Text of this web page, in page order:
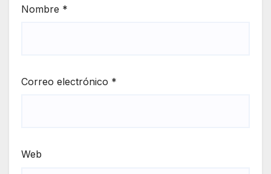
Nombre *
Correo electrónico *
Web